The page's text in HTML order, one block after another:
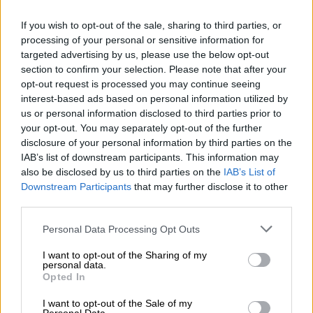
If you wish to opt-out of the sale, sharing to third parties, or
processing of your personal or sensitive information for
targeted advertising by us, please use the below opt-out
section to confirm your selection. Please note that after your
opt-out request is processed you may continue seeing
interest-based ads based on personal information utilized by
us or personal information disclosed to third parties prior to
your opt-out. You may separately opt-out of the further
disclosure of your personal information by third parties on the
IAB’s list of downstream participants. This information may
also be disclosed by us to third parties on the IAB’s List of
Downstream Participants that may further disclose it to other
Please note that this website/app uses one or more Google
not limited to your visit or usage behaviour. You may click to
grant or deny consent to Google and its third-party tags to
use your data for below specified purposes in below Google
consent section.
Personal Data Processing Opt Outs
I want to opt-out of the Sharing of my
personal data.
Opted In
I want to opt-out of the Sale of my
εταιρικής τους διακυβέρνησης και
διαφάνειας, η προαγωγή υπεύθυνης
διοίκησης, κοινωνικής ευθύνης, αειφορίας,
καινοτομίας και οι βέλτιστες εταιρικές
πρακτικές (άρθρο 204 παρ.2). Ταυτόχρονα
δεν μπορεί να κάνει ιδιωτικοποιήσειςαν δεν
συμπεριλάβει αυτή του την πρόθεση στους
στρατηγικούς του στόχους τους οποίους
εγκρίνει ο υπουργός Οικονομικών (άρθρο
190, παρ.2α). Όλα τα παραπάνω απέχουν
παρασάγγας από "το Υπερταμείο έχει ως
βασικό σκοπό την εκποίηση αυτών των
δηλαδή με τη μεταφορά των μετοχών στο
Υπερταμείο αποφεύχθηκε η αναγκαστική
ιδιωτικοποίηση των ΕΥΔΑΠ - ΕΥΑΘ».